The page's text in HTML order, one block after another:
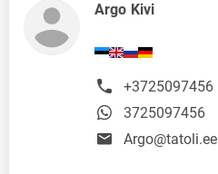
Argo Kivi
+3725097456
3725097456
Argo@tatoli.ee